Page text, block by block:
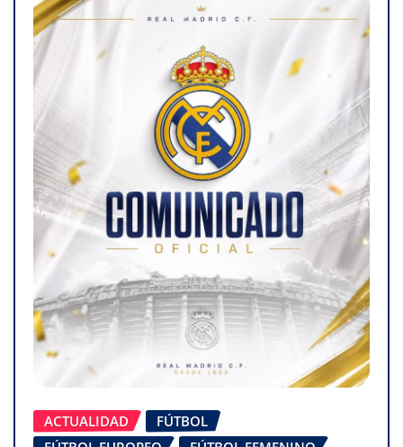
ACTUALIDAD
FÚTBOL